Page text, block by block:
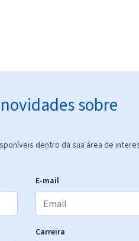
sobre
dentro da sua área de
E-mail
Carreira